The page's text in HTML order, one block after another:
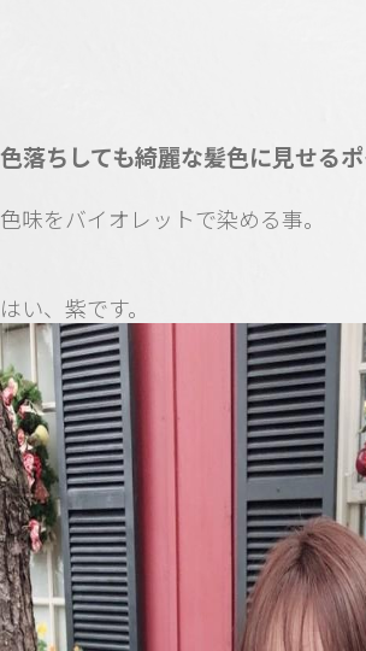
色落ちしても綺麗な髪色に見せる
色味をバイオレットで染める事。
はい、紫です。